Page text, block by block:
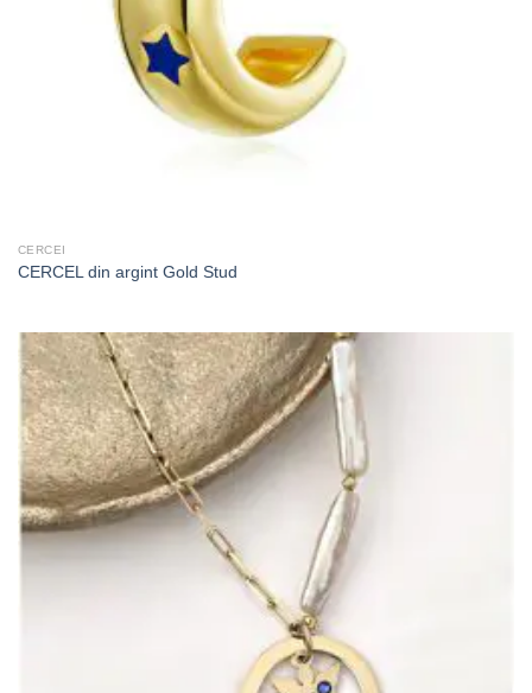
CERCEI
CERCEL din argint Gold Stud